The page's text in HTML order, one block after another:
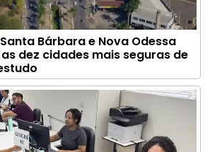
Bárbara e Nova Odessa
dez cidades mais seguras de